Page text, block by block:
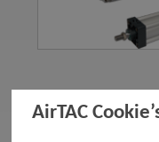
AirTAC